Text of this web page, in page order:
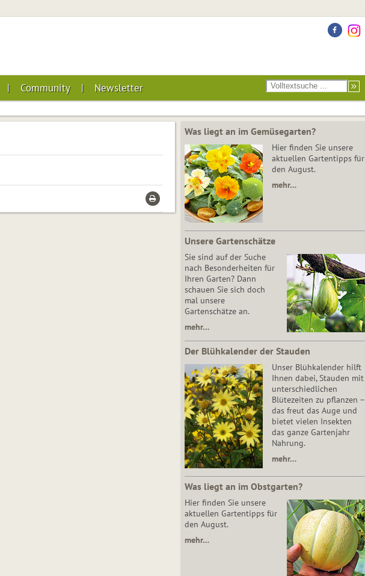
Community Newsletter
Was liegt an im Gemüsegarten?
Hier finden Sie unsere
aktuellen Gartentipps für
den August.
mehr…
Unsere Gartenschätze
Sie sind auf der Suche
nach Besonderheiten für
Ihren Garten? Dann
schauen Sie sich doch
mal unsere
Gartenschätze an.
mehr…
Der Blühkalender der Stauden
Unser Blühkalender hilft
Ihnen dabei, Stauden mit
unterschiedlichen
Blütezeiten zu pflanzen –
das freut das Auge und
bietet vielen Insekten
das ganze Gartenjahr
Nahrung.
mehr…
Was liegt an im Obstgarten?
Hier finden Sie unsere
aktuellen Gartentipps für
den August.
mehr…